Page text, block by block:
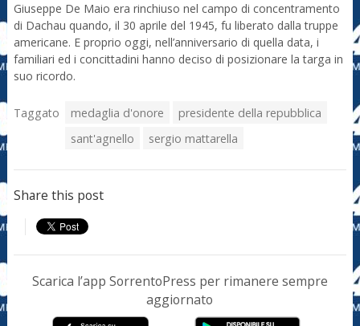
Giuseppe De Maio era rinchiuso nel campo di concentramento
di Dachau quando, il 30 aprile del 1945, fu liberato dalla truppe
americane. E proprio oggi, nell’anniversario di quella data, i
familiari ed i concittadini hanno deciso di posizionare la targa in
suo ricordo.
Taggato medaglia d'onore
presidente della repubblica
sant'agnello
sergio mattarella
Share this post
Scarica l’app SorrentoPress per rimanere sempre
aggiornato